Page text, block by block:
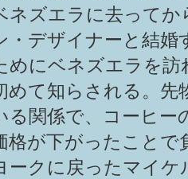
ネズエラに去ってか
・デザイナーと結
めにベネズエラを
めて知らされる。先
る関係で、コーヒー
格が下がったことで
ークに戻ったマイ